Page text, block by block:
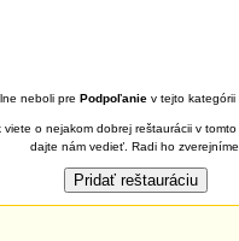
neboli pre Podpoľaniev tejto kategórii
viete o nejakom dobrej reštaurácii v tomto
dajte nám vedieť. Radi ho zverejníme.